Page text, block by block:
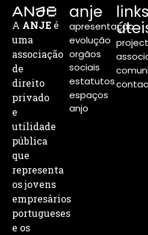
A ANJE é
uma
associação
de
direito
privado
e
utilidade
pública
que
representa
os jovens
empresários
portugueses
e os
anje
apresentação
evolução
orgãos
sociais
estatutos
espaços
anjo
links